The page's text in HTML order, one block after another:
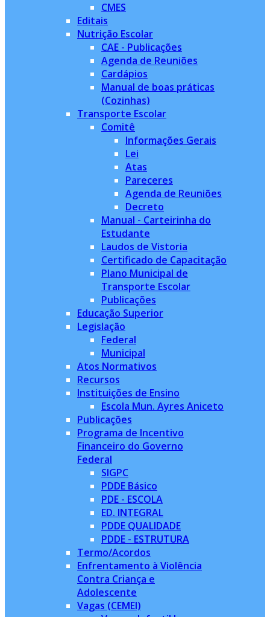
CMES
Editais
Nutrição Escolar
CAE - Publicações
Agenda de Reuniões
Cardápios
Manual de boas práticas
(Cozinhas)
Transporte Escolar
Comitê
Informações Gerais
Lei
Atas
Pareceres
Agenda de Reuniões
Decreto
Manual - Carteirinha do
Estudante
Laudos de Vistoria
Certificado de Capacitação
Plano Municipal de
Transporte Escolar
Publicações
Educação Superior
Legislação
Federal
Municipal
Atos Normativos
Recursos
Instituições de Ensino
Escola Mun. Ayres Aniceto
Publicações
Programa de Incentivo
Financeiro do Governo
Federal
SIGPC
PDDE Básico
PDE - ESCOLA
ED. INTEGRAL
PDDE QUALIDADE
PDDE - ESTRUTURA
Termo/Acordos
Enfrentamento à Violência
Contra Criança e
Adolescente
Vagas (CEMEI)